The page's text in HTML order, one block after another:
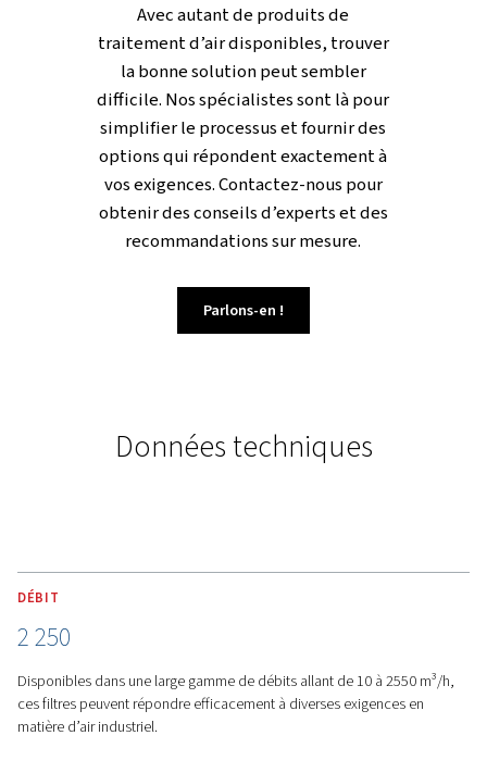
En matière de protection de votre
équipement et de réduction des
coûts énergétiques, nos filtres de
ligne sont inégalés. Construites selon
les normes ISO 8573-1:2010 les plus
strictes, elles offrent une durabilité
et une efficacité exceptionnelles.
corrosion et à leurs fonctions
d’entretien simples, vous
confiance à ces filtres pour des
PRINCIPALES FONCTIONS
FILTRE MODULAIRE ET DIFFÉRENCIATION FACILE
Filtre modulaire